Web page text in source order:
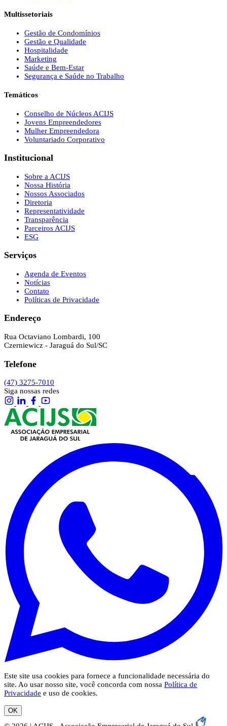
Multissetoriais
Gestão de Condomínios
Gestão e Qualidade
Hospitalidade
Marketing
Saúde e Bem-Estar
Segurança e Saúde no Trabalho
Temáticos
Conselho de Núcleos ACIJS
Jovens Empreendedores
Mulher Empreendedora
Voluntariado Corporativo
Institucional
Sobre a ACIJS
Nossa História
Nossos Associados
Diretoria
Representatividade
Transparência
Parceiros ACIJS
ESG
Serviços
Agenda de Eventos
Notícias
Contato
Políticas de Privacidade
Endereço
Rua Octaviano Lombardi, 100
Czerniewicz - Jaraguá do Sul/SC
Telefone
(47) 3275-7010
Siga nossas redes
Este site usa cookies para fornece a funcionalidade necessária do
site. Ao usar nosso site, você concorda com nossa Política de
Privacidade e uso de cookies.
OK